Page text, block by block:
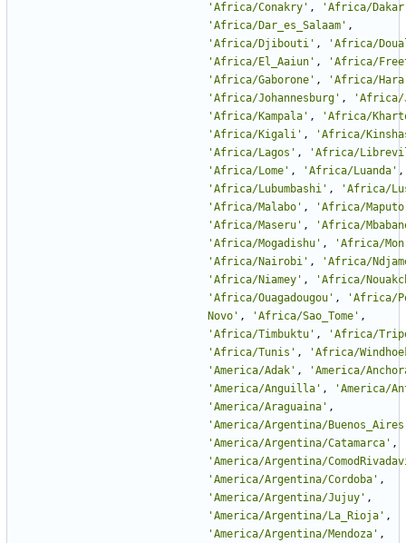
'Africa/Conakry ' , 'Africa/Dakar
'Africa/Dar_es_Salaam ' ,
'Africa/Djibouti ' , 'Africa/
'Africa/El_Aaiun ' , 'Africa/
'Africa/Gaborone ' , 'Africa/
'Africa/Johannesburg ' , 'Africa/
'Africa/Kampala ' , 'Africa/
'Africa/Kigali ' , 'Africa/
'Africa/Lagos ' , 'Africa/
'Africa/Lome ' , 'Africa/Luanda ' ,
'Africa/Lubumbashi ' , 'Africa/
'Africa/Malabo ' , 'Africa/Maputo
'Africa/Maseru ' , 'Africa/
'Africa/Mogadishu ' , 'Africa/
'Africa/Nairobi ' , 'Africa/
'Africa/Niamey ' , 'Africa/
'Africa/Ouagadougou ' , 'Africa/
Novo ' , 'Africa/Sao_Tome ' ,
'Africa/Timbuktu ' , 'Africa/
'Africa/Tunis ' , 'Africa/
'America/Adak ' , 'America/
'America/Anguilla ' , 'America/
'America/Araguaina ' ,
'America/Argentina/Buenos_Aires
'America/Argentina/Catamarca ' ,
'America/Argentina/
'America/Argentina/Cordoba ' ,
'America/Argentina/Jujuy ' ,
'America/Argentina/La_Rioja ' ,
'America/Argentina/Mendoza ' ,